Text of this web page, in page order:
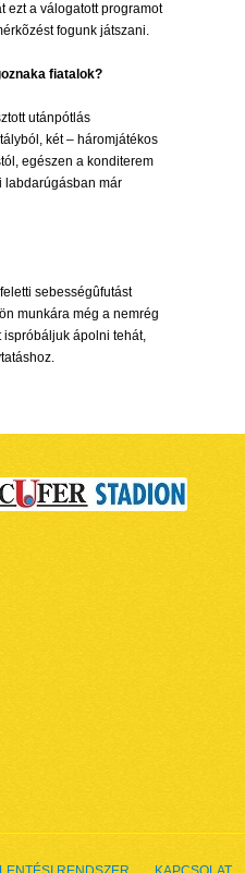
ezt a válogatott programot
fogunk játszani.
fiatalok?
utánpótlás
két – háromjátékos
egészen a konditerem
labdarúgásban már
sebességûfutást
munkára még a nemrég
ispróbáljuk ápolni tehát,